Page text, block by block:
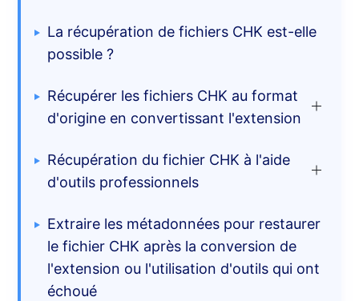
La récupération de fichiers CHK est-elle
possible ?
Récupérer les fichiers CHK au format
d'origine en convertissant l'extension
Modifier manuellement le
Par commande CMD
Utilisation de PowerShell
Récupération du fichier CHK à l'aide
d'outils professionnels
Logiciel de récupération de
données (Simple et ne
dépend pas du fichier CHK
Extraire les métadonnées pour restaurer
le fichier CHK après la conversion de
l'extension ou l'utilisation d'outils qui ont
échoué